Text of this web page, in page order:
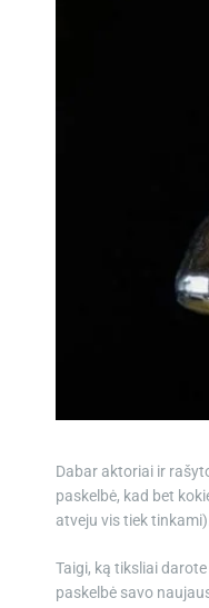
Dabar aktoriai ir
paskelbė, kad bet
atveju vis tiek tinkami).
Taigi, ką tiksliai
paskelbė savo